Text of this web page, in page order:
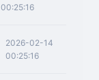
00:25:16
2026-02-14
00:25:16